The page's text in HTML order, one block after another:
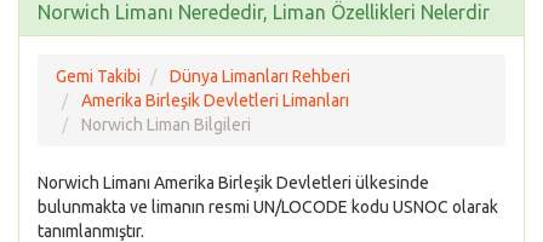
Norwich Limanı Nerededir, Liman Özellikleri Nelerdir
Gemi Takibi
Dünya Limanları Rehberi
Amerika Birleşik Devletleri Limanları
Norwich Liman Bilgileri
Norwich Limanı Amerika Birleşik Devletleri ülkesinde
bulunmakta ve limanın resmi UN/LOCODE kodu USNOC olarak
tanımlanmıştır.